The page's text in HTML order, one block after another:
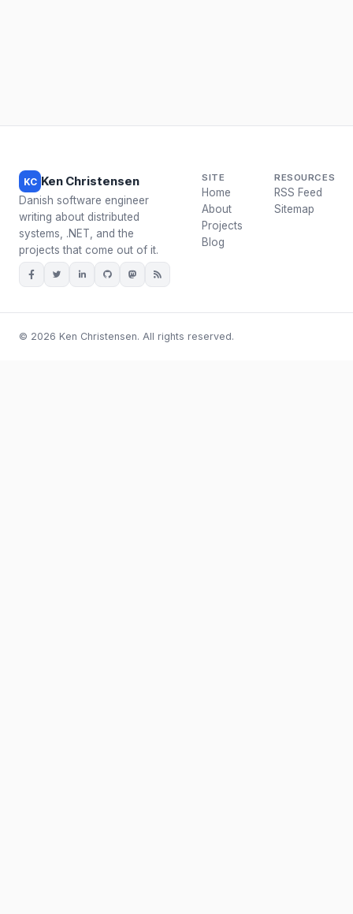
KC Ken Christensen
Danish software engineer
writing about distributed
systems, .NET, and the
projects that come out of it.
SITE
Home
About
Projects
Blog
RESOURCES
RSS Feed
Sitemap
© 2026 Ken Christensen. All rights reserved.